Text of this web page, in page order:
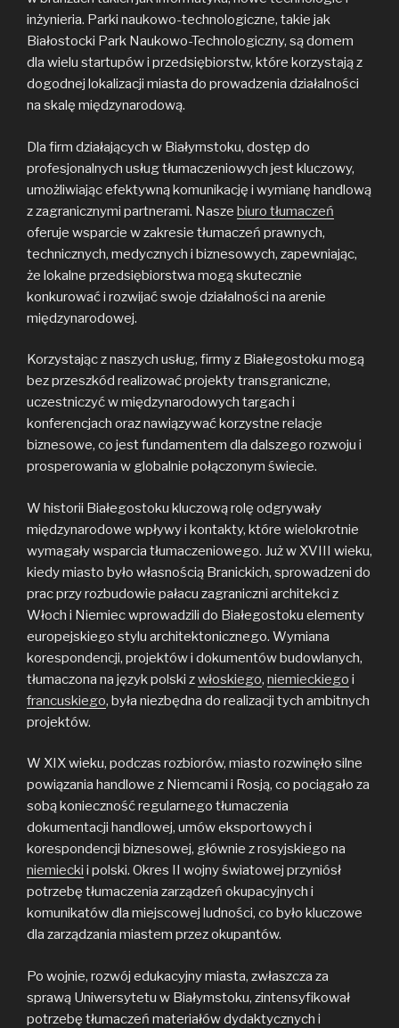
inżynieria. Parki naukowo-technologiczne, takie jak
Białostocki Park Naukowo-Technologiczny, są domem
dla wielu startupów i przedsiębiorstw, które korzystają z
dogodnej lokalizacji miasta do prowadzenia działalności
na skalę międzynarodową.
Dla firm działających w Białymstoku, dostęp do
profesjonalnych usług tłumaczeniowych jest kluczowy,
umożliwiając efektywną komunikację i wymianę handlową
z zagranicznymi partnerami. Nasze biuro tłumaczeń
oferuje wsparcie w zakresie tłumaczeń prawnych,
technicznych, medycznych i biznesowych, zapewniając,
że lokalne przedsiębiorstwa mogą skutecznie
konkurować i rozwijać swoje działalności na arenie
międzynarodowej.
Korzystając z naszych usług, firmy z Białegostoku mogą
bez przeszkód realizować projekty transgraniczne,
uczestniczyć w międzynarodowych targach i
konferencjach oraz nawiązywać korzystne relacje
biznesowe, co jest fundamentem dla dalszego rozwoju i
prosperowania w globalnie połączonym świecie.
W historii Białegostoku kluczową rolę odgrywały
międzynarodowe wpływy i kontakty, które wielokrotnie
wymagały wsparcia tłumaczeniowego. Już w XVIII wieku,
kiedy miasto było własnością Branickich, sprowadzeni do
prac przy rozbudowie pałacu zagraniczni architekci z
Włoch i Niemiec wprowadzili do Białegostoku elementy
europejskiego stylu architektonicznego. Wymiana
korespondencji, projektów i dokumentów budowlanych,
tłumaczona na język polski zwłoskiego, niemieckiego i
francuskiego, była niezbędna do realizacji tych ambitnych
projektów.
W XIX wieku, podczas rozbiorów, miasto rozwinęło silne
powiązania handlowe z Niemcami i Rosją, co pociągało za
sobą konieczność regularnego tłumaczenia
dokumentacji handlowej, umów eksportowych i
korespondencji biznesowej, głównie z rosyjskiego na
niemiecki i polski. Okres II wojny światowej przyniósł
potrzebę tłumaczenia zarządzeń okupacyjnych i
komunikatów dla miejscowej ludności, co było kluczowe
dla zarządzania miastem przez okupantów.
Po wojnie, rozwój edukacyjny miasta, zwłaszcza za
sprawą Uniwersytetu w Białymstoku, zintensyfikował
potrzebę tłumaczeń materiałów dydaktycznych i